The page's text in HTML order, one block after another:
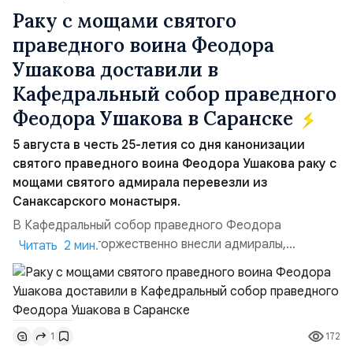
Раку с мощами святого
праведного воина Феодора
Ушакова доставили в
Кафедральный собор праведного
Феодора Ушакова в Саранске
5 августа в честь 25-летия со дня канонизации
святого праведного воина Феодора Ушакова раку с
мощами святого адмирала перевезли из
Санаксарского монастыря.
В Кафедральный собор праведного Феодора
Ушакова раку торжественно внесли адмиралы,
участвовавшие в канонизации святого праведного
воина Феодора Ушакова 25 лет назад:Адмирал
Владимир Прокофьевич Валуев, командующий
Балтийским флотом ВМФ России (2001–2006
гг.);Адмирал Владимир Петрович Комоедов,
Читать 2 мин.
1 172